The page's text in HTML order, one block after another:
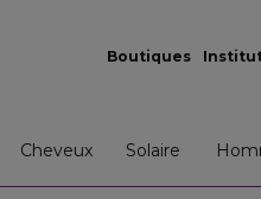
Boutiques
Cheveux Solaire